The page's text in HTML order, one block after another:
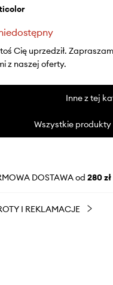
Cię uprzedził.
z naszej oferty.
Inne z tej
Wszystkie
DOSTAWA od 280 zł
I REKLAMACJE